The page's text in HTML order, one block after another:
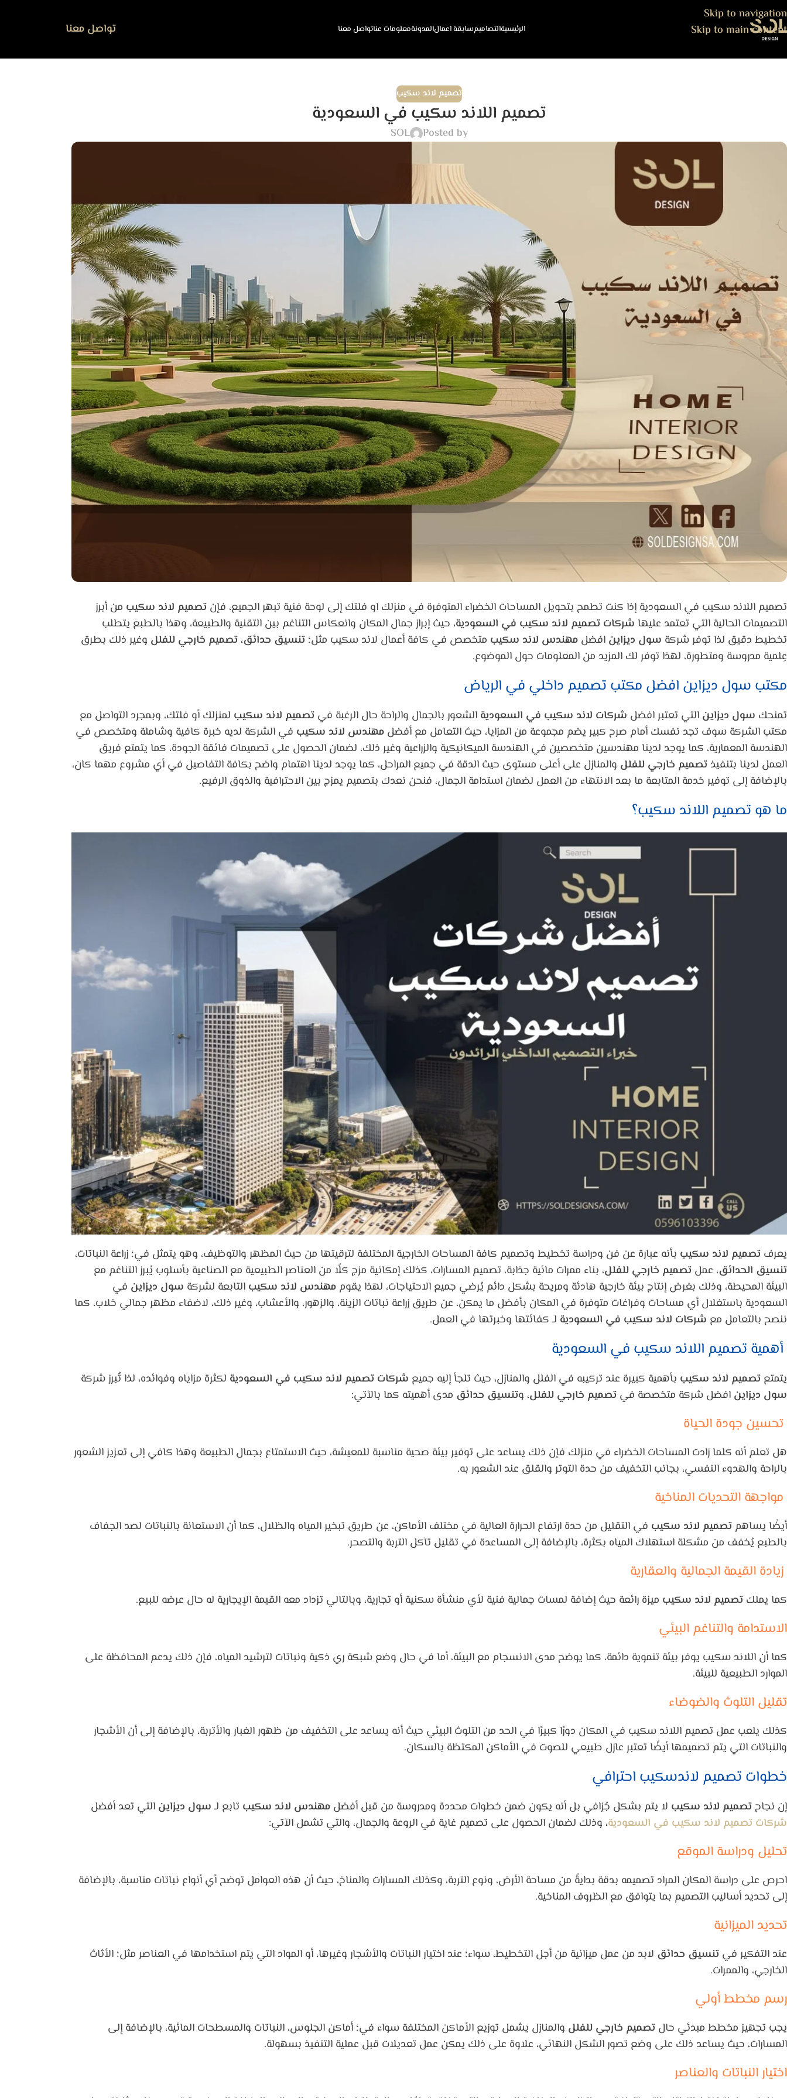
Skip to navigation
Skip to main content
الرئيسيةالتصاميمسابقة اعمالالمدونةمعلومات عناتواصل معنا تواصل معنا
تصميم لاند سكيب
تصميم اللاند سكيب في السعودية
Posted by
SOL
تصميم اللاند سكيب في السعودية إذا كنت تطمح بتحويل المساحات الخضراء المتوفرة في منزلك او فلتك إلى لوحة فنية تبهر الجميع، فإن تصميم لاند سكيب من أبرز
التصميمات الحالية التي تعتمد عليها شركات تصميم لاند سكيب في السعودية، حيث إبراز جمال المكان وانعكاس التناغم بين التقنية والطبيعة، وهذا بالطبع يتطلب
تخطيط دقيق لذا توفر شركة سول ديزاين افضل مهندس لاند سكيب متخصص في كافة أعمال لاند سكيب مثل؛ تنسيق حدائق، تصميم خارجي للفلل وغير ذلك بطرق
عِلمية مدروسة ومتطورة، لهذا توفر لك المزيد من المعلومات حول الموضوع.
مكتب سول ديزاين افضل مكتب تصميم داخلي في الرياض
تمنحك سول ديزاين التي تعتبرافضل شركات لاند سكيب في السعودية الشعور بالجمال والراحة حال الرغبة في تصميم لاند سكيب لمنزلك أو فلتك، وبمجرد التواصل مع
مكتب الشركة سوف تجد نفسك أمام صرح كبير يضم مجموعة من المزايا، حيث التعامل مع أفضل مهندس لاند سكيب في الشركة لديه خبرة كافية وشاملة ومتخصص في
الهندسة المعمارية، كما يوجد لدينا مهندسين متخصصين في الهندسة الميكانيكية والزراعية وغير ذلك، لضمان الحصول على تصميمات فائقة الجودة، كما يتمتع فريق
العمل لدينا بتنفيذ تصميم خارجي للفلل والمنازل على أعلى مستوى حيث الدقة في جميع المراحل، كما يوجد لدينا اهتمام واضح بكافة التفاصيل في أي مشروع مهما كان،
بالإضافة إلى توفير خدمة المتابعة ما بعد الانتهاء من العمل لضمان استدامة الجمال، فنحن نعدك بتصميم يمزج بين الاحترافية والذوق الرفيع.
ما هو تصميم اللاند سكيب؟
يعرف تصميم لاند سكيب بأنه عبارة عن فن ودراسة تخطيط وتصميم كافة المساحات الخارجية المختلفة لترقيتها من حيث المظهر والتوظيف، وهو يتمثل في؛ زراعة النباتات،
تنسيق الحدائق، عمل تصميم خارجي للفلل، بناء ممرات مائية جذابة، تصميم المسارات، كذلك إمكانية مزج كلًا من العناصر الطبيعية مع الصناعية بأسلوب يُبرز التناغم مع
البيئة المحيطة، وذلك بغرض إنتاج بيئة خارجية هادئة ومريحة بشكل دائم يُرضي جميع الاحتياجات، لهذا يقوم مهندس لاند سكيب التابعة لشركة سول ديزاين في
السعودية باستغلال أي مساحات وفراغات متوفرة في المكان بأفضل ما يمكن، عن طريق زراعة نباتات الزينة، والزهور، والأعشاب، وغير ذلك، لاضفاء مظهر جمالي خلاب، كما
ننصح بالتعامل مع شركات لاند سكيب في السعودية لـ كفائتها وخبرتها في العمل.
أهمية تصميم اللاند سكيب في السعودية
يتمتع تصميم لاند سكيب بأهمية كبيرة عند تركيبه في الفلل والمنازل، حيث تلجأ إليه جميع شركات تصميم لاند سكيب في السعودية لكثرة مزاياه وفوائده، لذا تُبرز شركة
سول ديزاين افضل شركة متخصصة في تصميم خارجي للفلل، وتنسيق حدائق مدى أهميته كما بالآتي:
تحسين جودة الحياة
هل تعلم أنه كلما زادت المساحات الخضراء في منزلك فإن ذلك يساعد على توفير بيئة صحية مناسبة للمعيشة، حيث الاستمتاع بجمال الطبيعة وهذا كافي إلى تعزيز الشعور
بالراحة والهدوء النفسي، بجانب التخفيف من حدة التوتر والقلق عند الشعور به.
مواجهة التحديات المناخية
أيضًا يساهم تصميم لاند سكيب في التقليل من حدة ارتفاع الحرارة العالية في مختلف الأماكن، عن طريق تبخير المياه والظلال، كما أن الاستعانة بالنباتات لصد الجفاف
بالطبع يُخفف من مشكلة استهلاك المياه بكثرة، بالإضافة إلى المساعدة في تقليل تآكل التربة والتصحر.
زيادة القيمة الجمالية والعقارية
كما يملك تصميم لاند سكيب ميزة رائعة حيث إضافة لمسات جمالية فنية لأي منشأة سكنية أو تجارية، وبالتالي تزداد معه القيمة الإيجارية له حال عرضه للبيع.
الاستدامة والتناغم البيئي
كما أن اللاند سكيب يوفر بيئة تنموية دائمة، كما يوضح مدى الانسجام مع البيئة، أما في حال وضع شبكة ري ذكية ونباتات لترشيد المياه، فإن ذلك يدعم المحافظة على
الموارد الطبيعية للبيئة.
تقليل التلوث والضوضاء
كذلك يلعب عمل تصميم اللاند سكيب في المكان دورًا كبيرًا في الحد من التلوث البيئي حيث أنه يساعد على التخفيف من ظهور الغبار والأتربة، بالإضافة إلى أن الأشجار
والنباتات التي يتم تصميمها أيضًا تعتبر عازل طبيعي للصوت في الأماكن المكتظة بالسكان.
خطوات تصميم لاندسكيب احترافي
إن نجاح تصميم لاند سكيب لا يتم بشكل جُزافي بل أنه يكون ضمن خطوات محددة ومدروسة من قبل أفضل مهندس لاند سكيب تابع لـسول ديزاين التي تعد أفضل
شركات تصميم لاند سكيب في السعودية، وذلك لضمان الحصول على تصميم غاية في الروعة والجمال، والتي تشمل الآتي:
تحليل ودراسة الموقع
احرص على دراسة المكان المراد تصميمه بدقة بدايةً من مساحة الأرض، ونوع التربة، وكذلك المسارات والمناخ، حيث أن هذه العوامل توضح أي أنواع نباتات مناسبة، بالإضافة
إلى تحديد أساليب التصميم بما يتوافق مع الظروف المناخية.
تحديد الميزانية
عند التفكير في تنسيق حدائق لابد من عمل ميزانية من أجل التخطيط، سواء؛ عند اختيار النباتات والأشجار وغيرها، أو المواد التي يتم استخدامها في العناصر مثل؛ الأثاث
الخارجي، والممرات.
رسم مخطط أولي
يجب تجهيز مخطط مبدئي حال تصميم خارجي للفلل والمنازل يشمل توزيع الأماكن المختلفة سواء في؛ أماكن الجلوس، النباتات والمسطحات المائية، بالإضافة إلى
المسارات، حيث يساعد ذلك على وضع تصور الشكل النهائي، علاوة على ذلك يمكن عمل تعديلات قبل عملية التنفيذ بسهولة.
اختيار النباتات والعناصر